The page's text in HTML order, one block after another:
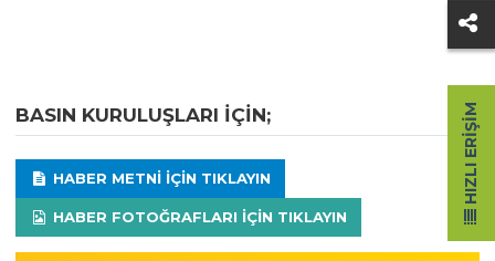
BASIN KURULUŞLARI IÇIN;
HABER METNI IÇIN TIKLAYIN
HABER FOTOĞRAFLARI IÇIN TIKLAYIN
HIZLI ERIŞIM